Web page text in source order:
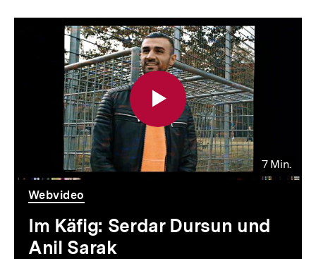
7 Min.
Video
Dauer
7
Min.
Webvideo
Im Käfig: Serdar Dursun und
Anil Sarak